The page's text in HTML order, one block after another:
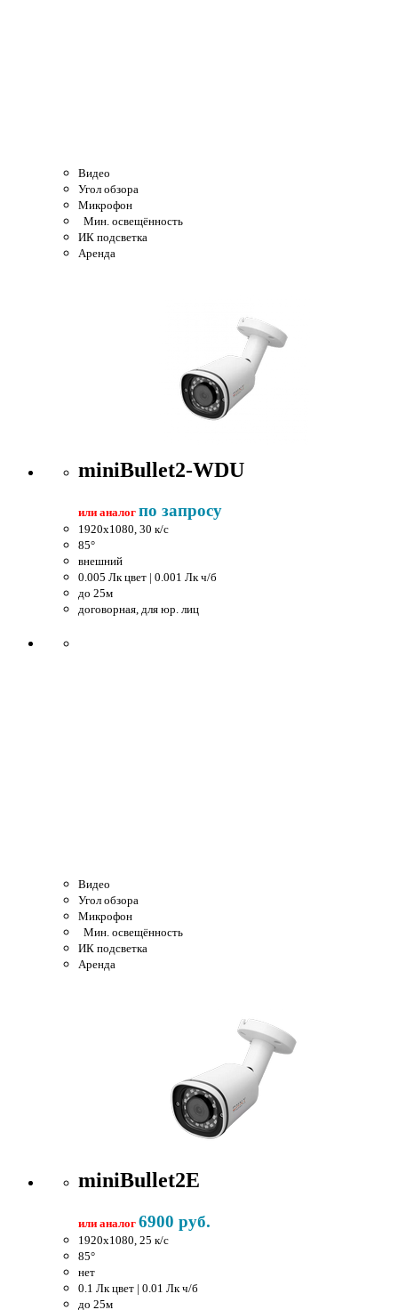
Видео
Угол обзора
Микрофон
Мин. освещённость
ИК подсветка
Аренда
miniBullet2-WDU
или аналог по запросу
1920x1080, 30 к/c
85°
внешний
0.005 Лк цвет | 0.001 Лк ч/б
до 25м
договорная, для юр. лиц
Видео
Угол обзора
Микрофон
Мин. освещённость
ИК подсветка
Аренда
miniBullet2E
или аналог 6900 руб.
1920x1080, 25 к/c
85°
нет
0.1 Лк цвет | 0.01 Лк ч/б
до 25м